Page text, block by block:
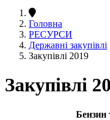
Головна
РЕСУРСИ
Державні закупівлі
Закупівлі 2019
Закупівлі
Бензин